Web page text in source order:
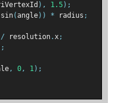
), 1.5);
sin(angle)) * radius ;
/ resolution.x;
, 0, 1);